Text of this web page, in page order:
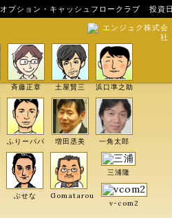
オプション・キャッシュフロークラブ
投資
エンジュク株式会
社
斉藤正章 土屋賢三 浜口準之助
ふりーパパ 増田丞美 一角太郎
ぶせな Gomatarou
三浦隆
v-com2